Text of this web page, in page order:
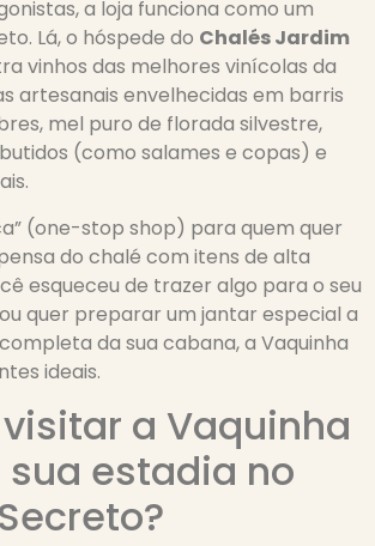
a loja funciona como um
Lá, o hóspede do Chalés Jardim
vinhos das melhores vinícolas da
artesanais envelhecidas em barris
mel puro de florada silvestre,
(como salames e copas) e
(one-stop shop) para quem quer
do chalé com itens de alta
esqueceu de trazer algo para o seu
quer preparar um jantar especial a
da sua cabana, a Vaquinha
ideais.
a Vaquinha
estadia no